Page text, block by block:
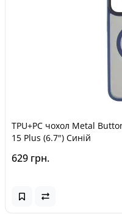
TPU+PC чохол Metal
15 Plus (6.7") Синій
629 грн.